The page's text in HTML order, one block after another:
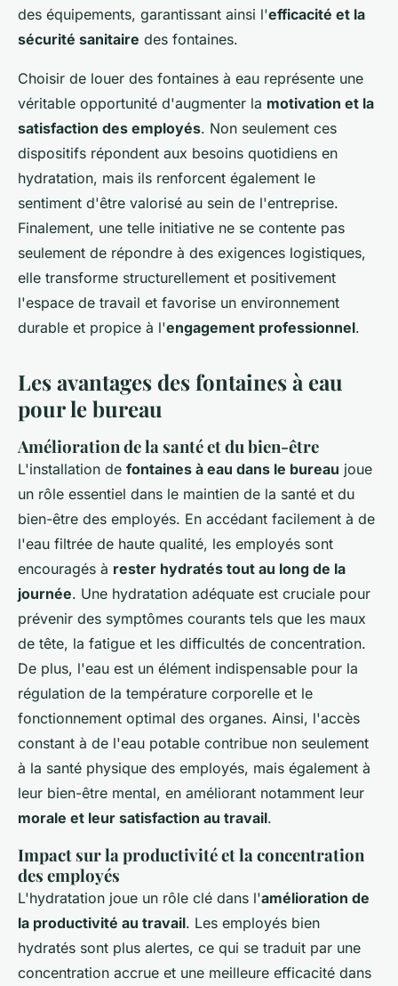
des équipements, garantissant ainsi l'efficacité et la
sécurité sanitaire des fontaines.
Choisir de louer des fontaines à eau représente une
véritable opportunité d'augmenter la motivation et la
satisfaction des employés. Non seulement ces
dispositifs répondent aux besoins quotidiens en
hydratation, mais ils renforcent également le
sentiment d'être valorisé au sein de l'entreprise.
Finalement, une telle initiative ne se contente pas
seulement de répondre à des exigences logistiques,
elle transforme structurellement et positivement
l'espace de travail et favorise un environnement
durable et propice à l'engagement professionnel.
Les avantages des fontaines à eau
pour le bureau
Amélioration de la santé et du bien-être
L'installation de fontaines à eau dans le bureau joue
un rôle essentiel dans le maintien de la santé et du
bien-être des employés. En accédant facilement à de
l'eau filtrée de haute qualité, les employés sont
encouragés à rester hydratés tout au long de la
journée. Une hydratation adéquate est cruciale pour
prévenir des symptômes courants tels que les maux
de tête, la fatigue et les difficultés de concentration.
De plus, l'eau est un élément indispensable pour la
régulation de la température corporelle et le
fonctionnement optimal des organes. Ainsi, l'accès
constant à de l'eau potable contribue non seulement
à la santé physique des employés, mais également à
leur bien-être mental, en améliorant notamment leur
morale et leur satisfaction au travail.
Impact sur la productivité et la concentration
des employés
L'hydratation joue un rôle clé dans l'amélioration de
la productivité au travail. Les employés bien
hydratés sont plus alertes, ce qui se traduit par une
concentration accrue et une meilleure efficacité dans